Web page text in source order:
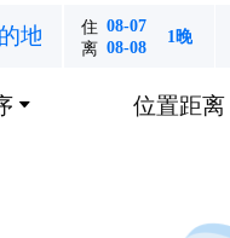
地 住 08-07
离 08-08
1晚
 位置距离